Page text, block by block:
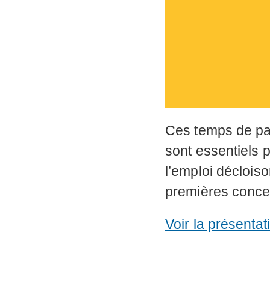
Ces temps de
sont essentiels
l’emploi
premières
Voir la